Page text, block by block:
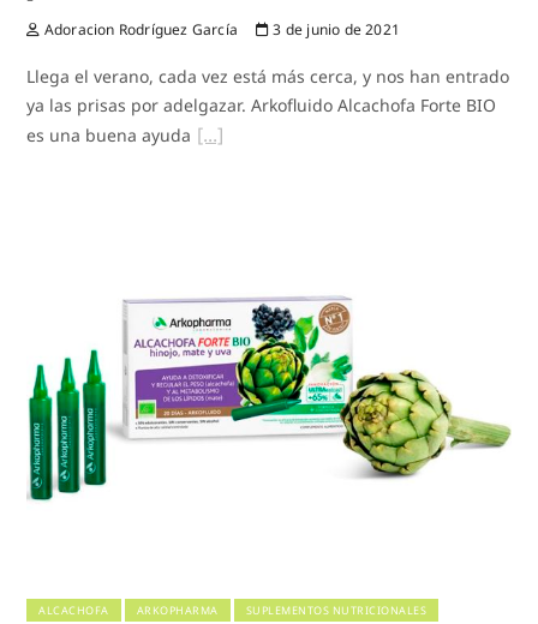
Adoracion Rodríguez García 3 de junio de 2021
Llega el verano, cada vez está más cerca, y nos han entrado
ya las prisas por adelgazar. Arkofluido Alcachofa Forte BIO
es una buena ayuda
ALCACHOFA ARKOPHARMA SUPLEMENTOS NUTRICIONALES